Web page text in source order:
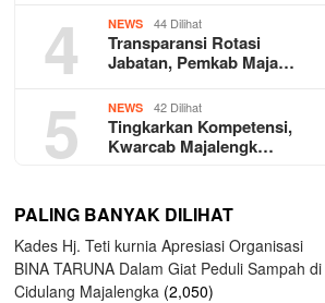
4 NEWS 44 Dilihat
Transparansi Rotasi
Jabatan, Pemkab Maja…
5 NEWS 42 Dilihat
Tingkarkan Kompetensi,
Kwarcab Majalengk…
PALING BANYAK DILIHAT
Kades Hj. Teti kurnia Apresiasi Organisasi
BINA TARUNA Dalam Giat Peduli Sampah di
Cidulang Majalengka (2,050)